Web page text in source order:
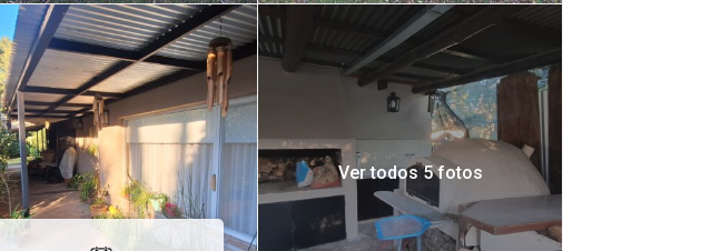
Ver todos 5 fotos